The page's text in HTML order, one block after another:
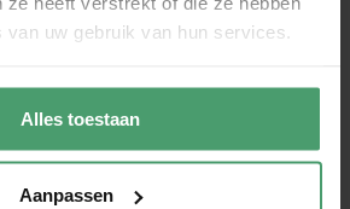
uw gebruik van hun services.
Alles toestaan
Aanpassen
helpen we je graag om
zijn puur informatief.
geen rechten worden
ontleend.